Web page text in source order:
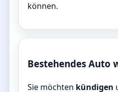
können.
Bestehendes Auto
Sie möchten kündigen